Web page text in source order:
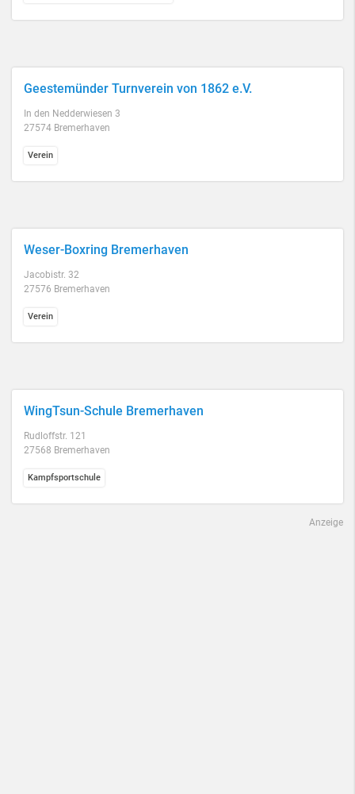
Geestemünder Turnverein von 1862 e.V.
In den Nedderwiesen 3
27574 Bremerhaven
Verein
Weser-Boxring Bremerhaven
Jacobistr. 32
27576 Bremerhaven
Verein
WingTsun-Schule Bremerhaven
Rudloffstr. 121
27568 Bremerhaven
Kampfsportschule
Anzeige